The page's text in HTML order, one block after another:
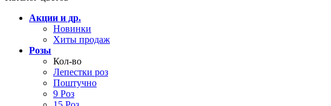
Акции и др.
Новинки
Хиты продаж
Розы
Кол-во
Лепестки роз
Поштучно
9 Роз